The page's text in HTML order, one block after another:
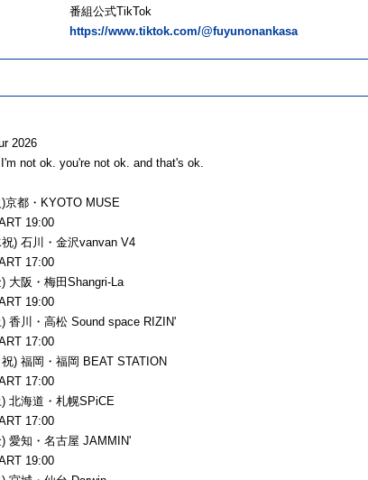
番組公式TikTok
https://www.tiktok.com/@fuyunonankasa
2026
not ok. you're not ok. and that's ok.
京都・KYOTO MUSE
19:00
) 石川・金沢vanvan V4
17:00
大阪・梅田Shangri-La
19:00
香川・高松 Sound space RIZIN'
17:00
) 福岡・福岡 BEAT STATION
17:00
北海道・札幌SPiCE
17:00
愛知・名古屋 JAMMIN'
19:00